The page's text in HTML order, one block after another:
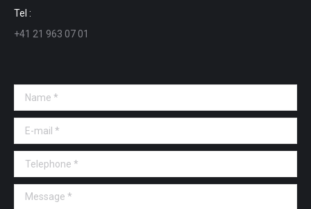
window
Tel :
+41 21 963 07 01
Name *
E-mail *
Telephone *
Message *